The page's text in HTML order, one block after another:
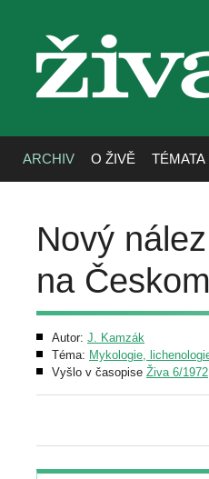
živa
ARCHIV O ŽIVĚ TÉMATA
Nový
na
Autor: J. Kamzák
Téma: Mykologie,
Vyšlo v časopise Živa 6/1972